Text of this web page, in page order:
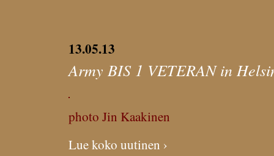
13.05.13
Army BIS 1 VETERAN in
photo Jin Kaakinen
Lue koko uutinen ›